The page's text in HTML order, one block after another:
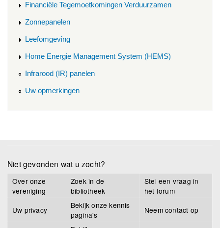
Financiële Tegemoetkomingen Verduurzamen
Zonnepanelen
Leefomgeving
Home Energie Management System (HEMS)
Infrarood (IR) panelen
Uw opmerkingen
Niet gevonden wat u zocht?
Over onze
vereniging
Zoek in de
bibliotheek
Stel een vraag in
het forum
Uw privacy
Bekijk onze kennis
pagina's
Neem contact op